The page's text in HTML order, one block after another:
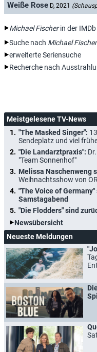
Weiße Rose D, 2021
Michael Fischerin der
Suche nach Michael Fischer
erweiterte Seriensuche
Recherche nach
Meistgelesene TV-News
"The Masked Singer":
Sendeplatz und viel
"Die Landarztpraxis":
"Team Sonnenhof"
Melissa Naschenweng
Weihnachtsshow von
"The Voice of
Samstagabend
"Die Flodders" sind
Newsübersicht
Neueste Meldungen